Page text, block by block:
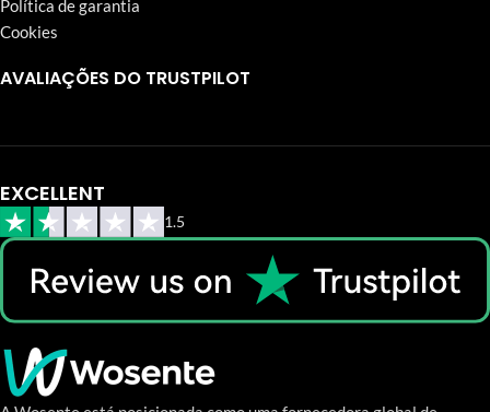
Política de garantia
Cookies
AVALIAÇÕES DO TRUSTPILOT
EXCELLENT
1.5